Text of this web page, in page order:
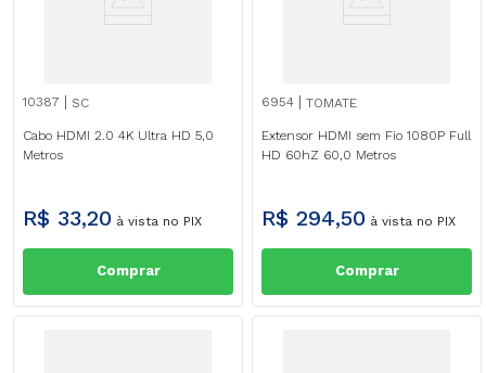
10387 SC
Cabo HDMI 2.0 4K Ultra HD 5,0
Metros
R$ 33,20 à vista no PIX
Comprar
6954 TOMATE
Extensor HDMI sem Fio 1080P Full
HD 60hZ 60,0 Metros
R$ 294,50 à vista no PIX
Comprar